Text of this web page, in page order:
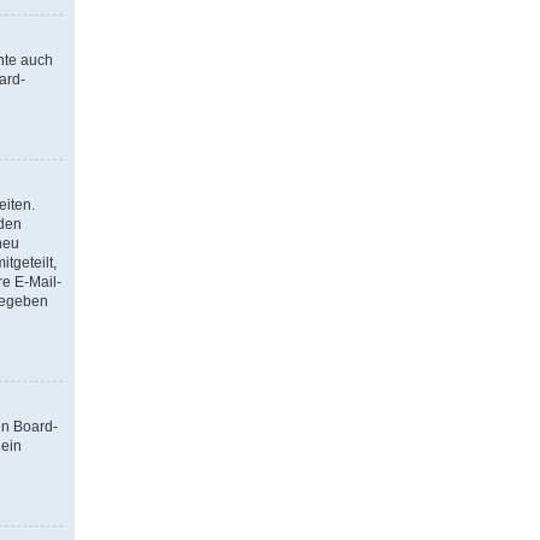
auch
E-Mail-
Board-